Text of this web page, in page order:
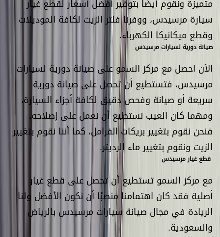
متميزة ونقوم أيضًا بتوفير أفضل أسعار لقطع غيار
سيارة مرسيدس، ووفرنا فلتر الزيت لكافة الموديلات
وقطع ميكانيكا الكهرباء.
صيانة دورية لسيارات مرسيدس
الآن احصل مع مركز السمو على صيانة دورية لسيارات
مرسيدس، فتستطيع أن تحصل على صيانة دورية
سريعة أو صيانة وفحص دقيق لكافة أجزاء السيارة،
ومهما كان العيب نستطيع أن نعمل على إصلاحه،
فنحن نقوم بتغيير بريكات الفرامل، كما أننا نقوم بتغيير
الزيت ونقوم بتغيير ماء الرديتر.
قطع غيار مرسيدس
مع مركز السمو تستطيع أن تحصل على قطع غيار
أصلية فقد كان اهتمامنا منصبًا أن نكون الأفضل ولنا
الريادة في مجال صيانة سيارات مرسيدس بالرياض
والسعودية.